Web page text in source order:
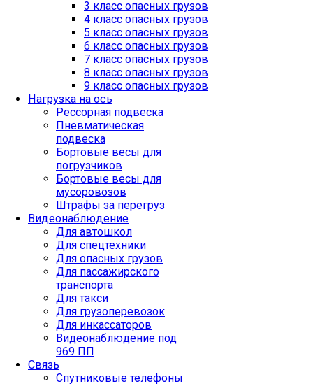
3 класс опасных грузов
4 класс опасных грузов
5 класс опасных грузов
6 класс опасных грузов
7 класс опасных грузов
8 класс опасных грузов
9 класс опасных грузов
Нагрузка на ось
Рессорная подвеска
Пневматическая
подвеска
Бортовые весы для
погрузчиков
Бортовые весы для
мусоровозов
Штрафы за перегруз
Видеонаблюдение
Для автошкол
Для спецтехники
Для опасных грузов
Для пассажирского
транспорта
Для такси
Для грузоперевозок
Для инкассаторов
Видеонаблюдение под
969 ПП
Связь
Спутниковые телефоны